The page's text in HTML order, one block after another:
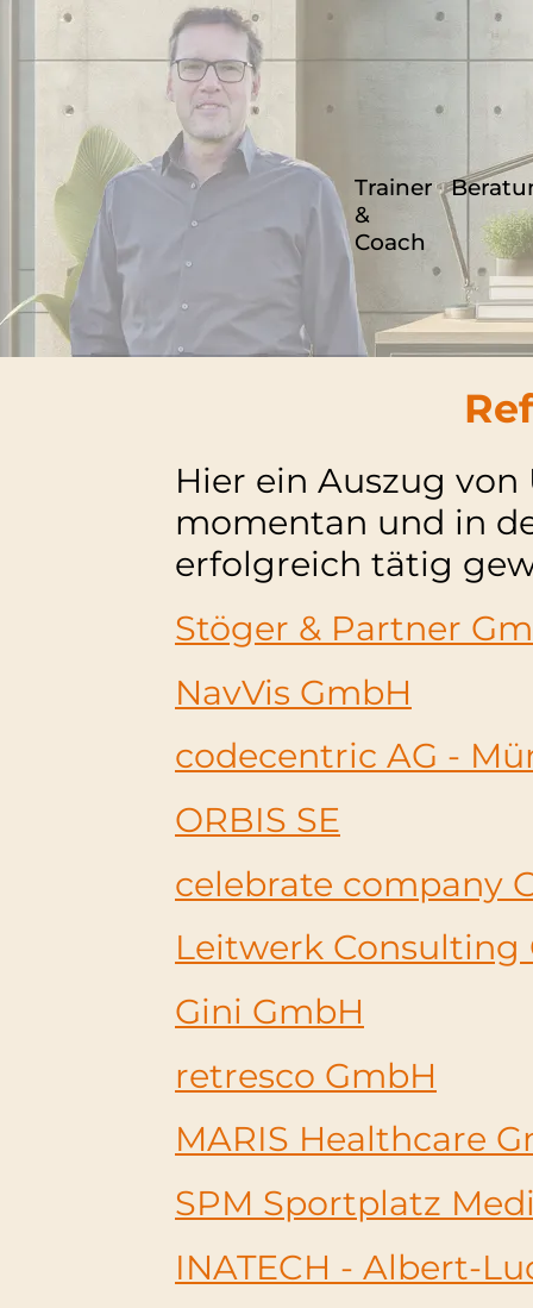
Trainer
&
Coach
Hier ein Auszug
momentan und in
erfolgreich tätig
Stöger & Partner
NavVis GmbH
codecentric AG -
ORBIS SE
celebrate company
Leitwerk Consulting
Gini GmbH
retresco GmbH
MARIS Healthcare
SPM Sportplatz
INATECH - Albert-